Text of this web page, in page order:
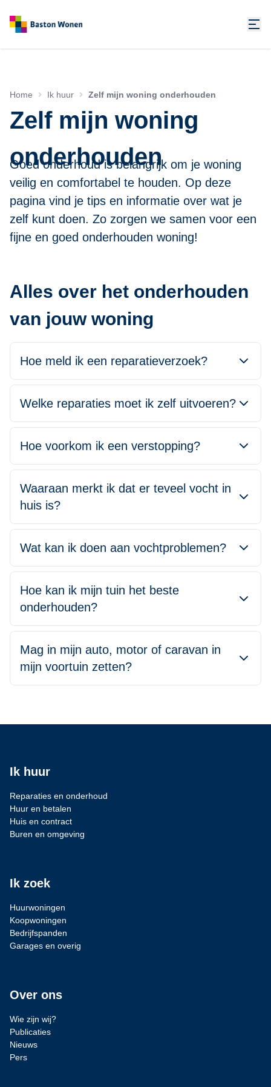
Home Ik huur Zelf mijn woning onderhouden
Zelf mijn woning
onderhouden
Goed onderhoud is belangrijk om je woning
veilig en comfortabel te houden. Op deze
pagina vind je tips en informatie over wat je
zelf kunt doen. Zo zorgen we samen voor een
fijne en goed onderhouden woning!
Alles over het onderhouden
van jouw woning
Hoe meld ik een reparatieverzoek?
Welke reparaties moet ik zelf uitvoeren?
Hoe voorkom ik een verstopping?
Waaraan merkt ik dat er teveel vocht in
huis is?
Wat kan ik doen aan vochtproblemen?
Hoe kan ik mijn tuin het beste
onderhouden?
Mag in mijn auto, motor of caravan in
mijn voortuin zetten?
Ik huur
Reparaties en onderhoud
Huur en betalen
Huis en contract
Buren en omgeving
Ik zoek
Huurwoningen
Koopwoningen
Bedrijfspanden
Garages en overig
Over ons
Wie zijn wij?
Publicaties
Nieuws
Pers